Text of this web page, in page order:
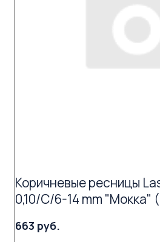
Коричневые ресницы
0,10/C/6-14 mm "Мокка"
663 руб.